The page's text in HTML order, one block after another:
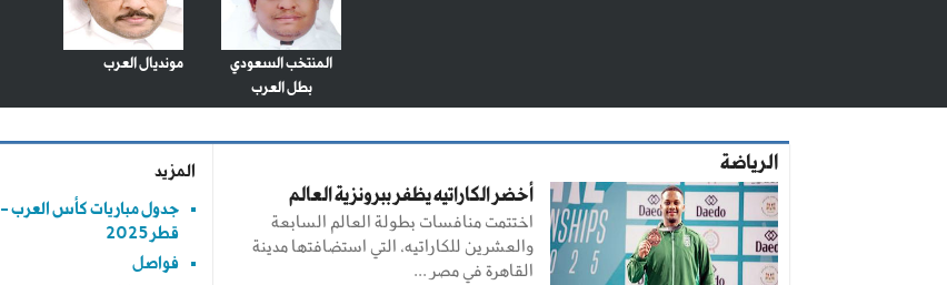
المنتخب السعودي
بطل العرب
مونديال العرب
الرياضة
أخضر الكاراتيه يظفر ببرونزية العالم
اختتمت منافسات بطولة العالم السابعة
والعشرين للكاراتيه، التي استضافتها مدينة
القاهرة في مصر ...
المزيد
جدول مباريات كأس العرب -
قطر 2025
فواصل